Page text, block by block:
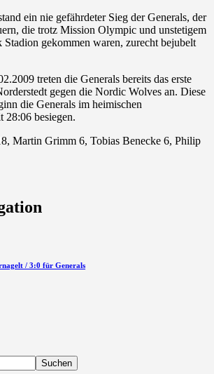
ein nie gefährdeter Sieg der Generals, der
die trotz Mission Olympic und unstetigem
Stadion gekommen waren, zurecht bejubelt
treten die Generals bereits das erste
gegen die Nordic Wolves an. Diese
die Generals im heimischen
28:06 besiegen.
Martin Grimm 6, Tobias Benecke 6, Philip
/ 3:0 für Generals
Suchen